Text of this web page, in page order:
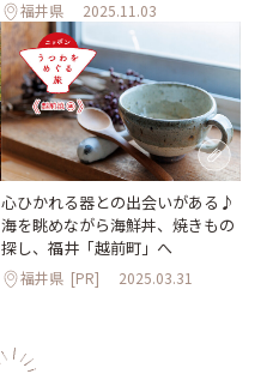
福井県 2025.11.03
心ひかれる器との出会いがある♪
海を眺めながら海鮮丼、焼きもの
探し、福井「越前町」へ
福井県 [PR] 2025.03.31